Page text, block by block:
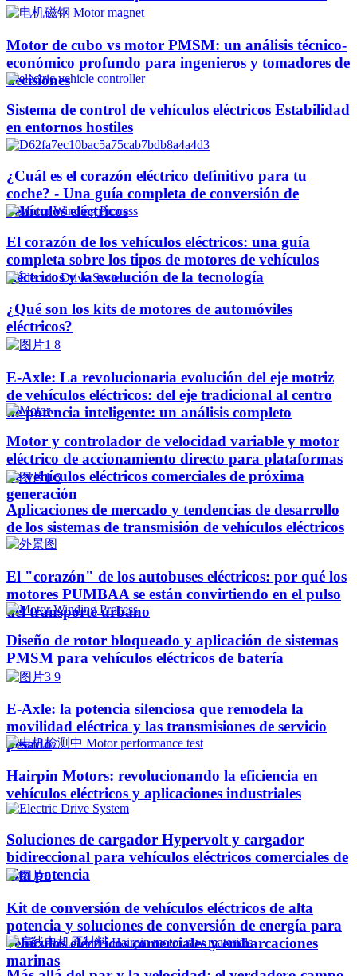
Motor de cubo vs motor PMSM: un análisis técnico-
económico profundo para ingenieros y tomadores de
decisiones
Sistema de control de vehículos eléctricos Estabilidad
en entornos hostiles
¿Cuál es el corazón eléctrico definitivo para tu
coche? - Una guía completa de conversión de
vehículos eléctricos
El corazón de los vehículos eléctricos: una guía
completa sobre los tipos de motores de vehículos
eléctricos y la evolución de la tecnología
¿Qué son los kits de motores de automóviles
eléctricos?
E-Axle: La revolucionaria evolución del eje motriz
de vehículos eléctricos: del eje tradicional al centro
de potencia inteligente: un análisis completo
Motor y controlador de velocidad variable y motor
eléctrico de accionamiento directo para plataformas
de vehículos eléctricos comerciales de próxima
generación
Aplicaciones de mercado y tendencias de desarrollo
de los sistemas de transmisión de vehículos eléctricos
El "corazón" de los autobuses eléctricos: por qué los
motores PUMBAA se están convirtiendo en el pulso
del transporte urbano
Diseño de rotor bloqueado y aplicación de sistemas
PMSM para vehículos eléctricos de batería
E-Axle: la potencia silenciosa que remodela la
movilidad eléctrica y las transmisiones de servicio
pesado
Hairpin Motors: revolucionando la eficiencia en
vehículos eléctricos y aplicaciones industriales
Soluciones de cargador Hypervolt y cargador
bidireccional para vehículos eléctricos comerciales de
alta potencia
Kit de conversión de vehículos eléctricos de alta
potencia y soluciones de conversión de energía para
vehículos eléctricos comerciales y embarcaciones
marinas